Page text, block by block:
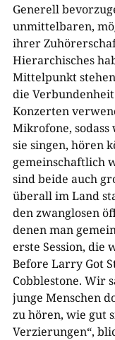
Generell
unmittelbaren,
ihrer
Hierarchisches
Mittelpunkt
die
Konzerten
Mikrofone,
sie singen, hören
gemeinschaftlich
sind beide auch
überall im Land
den zwanglosen
denen man
erste Session, die
Before Larry Got
Cobblestone. Wir
junge Menschen
zu hören, wie gut
Verzierungen“,